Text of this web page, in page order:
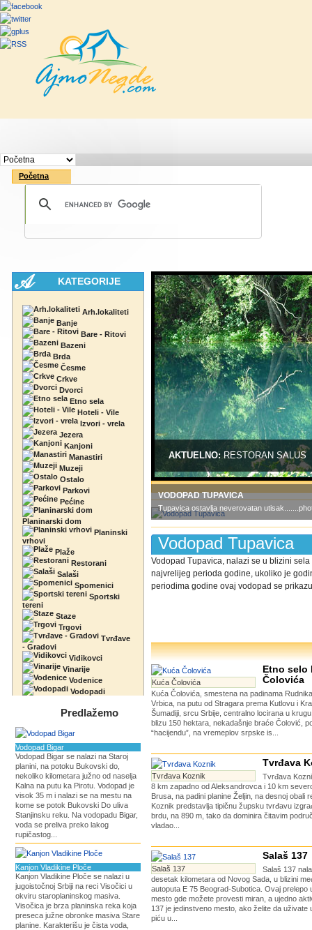
Početna
KATEGORIJE
Arh.lokaliteti
Banje
Bare - Ritovi
Bazeni
Brda
Česme
Crkve
Dvorci
Etno sela
Hoteli - Vile
Izvori - vrela
Jezera
Kanjoni
Manastiri
Muzeji
Ostalo
Parkovi
Pećine
Planinarski dom
Planinski
vrhovi
Plaže
Restorani
Salaši
Spomenici
Sportski
tereni
Staze
Trgovi
Tvrđave
- Gradovi
Vidikovci
Vinarije
Vodenice
Vodopadi
Predlažemo
Vodopad Bigar
Vodopad Bigar se nalazi na Staroj
planini, na potoku Bukovski do,
nekoliko kilometara južno od naselja
Kalna na putu ka Pirotu. Vodopad je
visok 35 m i nalazi se na mestu na
kome se potok Bukovski Do uliva
Stanjinsku reku. Na vodopadu Bigar,
voda se preliva preko lakog
rupičastog...
Kanjon Vladikine Ploče
Kanjon Vladikine Ploče se nalazi u
jugoistočnoj Srbiji na reci Visočici u
okviru staroplaninskog masiva.
Visočica je brza planinska reka koja
preseca južne obronke masiva Stare
planine. Karakterišu je čista voda,
AKTUELNO:RESTORAN SALUS
VODOPAD TUPAVICA
Tupavica ostavlja neverovatan
Vodopad Tupavica
Vodopad Tupavica, nalazi se u blizini
najvrelijeg perioda godine, ukoliko je
periodima godine ovaj vodopad se
Kuća Čolovića
Etno selo
Čolovića
Kuća Čolovića, smestena na padinama
Vrbica, na putu od Stragara prema Kutlovu i
Šumadiji, srcu Srbije, centralno locirana u
blizu 150 hektara, nekadašnje braće Čolović,
“hacijendu”, na vremeplov srpske is...
Tvrđava Koznik
Tvrđava
Tvrđava
8 km zapadno od Aleksandrovca i 10 km
Brusa, na padini planine Željin, na desnoj obali
Koznik predstavlja tipičnu župsku tvrđavu
brdu, na 890 m, tako da dominira čitavim
vladao...
Salaš 137
Salaš 137
Salaš 137
desetak kilometara od Novog Sada, u blizini
autoputa E 75 Beograd-Subotica. Ovaj prelepo
mesto gde možete provesti miran, a ujedno
137 je jedinstveno mesto, ako želite da uživate
piću u...